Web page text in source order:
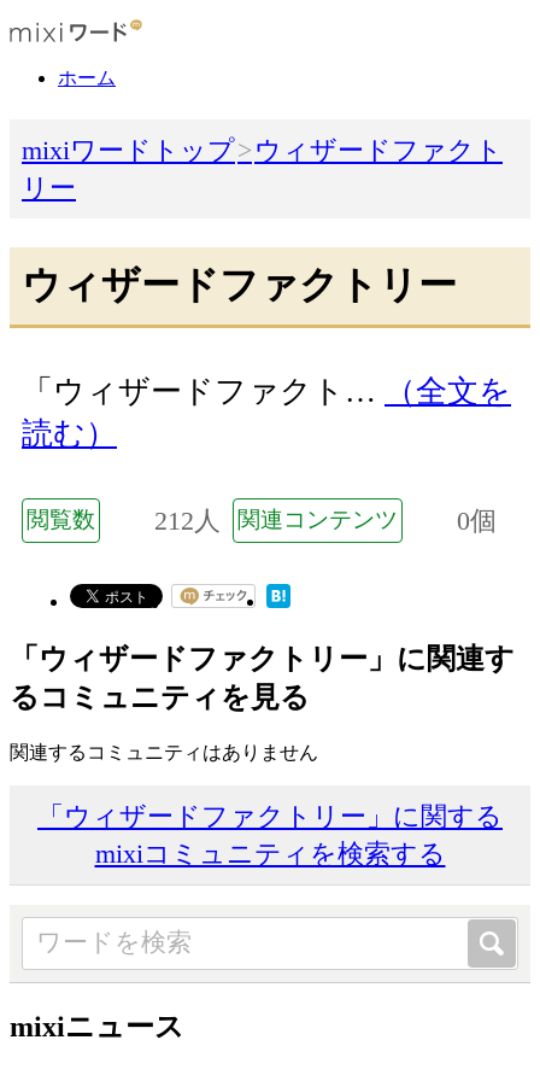
ホーム
mixiワードトップ
ウィザードファクト
リー
ウィザードファクトリー
「ウィザードファクト…
（全文を
読む）
閲覧数 212人 関連コンテンツ 0個
「ウィザードファクトリー」に関連す
るコミュニティを見る
関連するコミュニティはありません
「ウィザードファクトリー」に関する
mixiコミュニティを検索する
mixiニュース